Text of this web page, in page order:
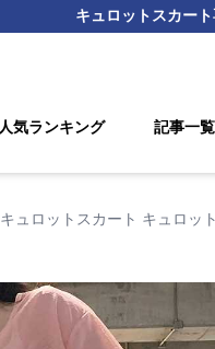
キュロットスカート
人気ランキング 記事一覧
キュロットスカート キュロッ